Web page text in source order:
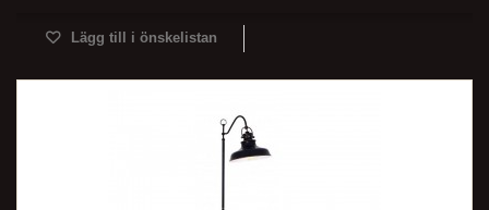
Lägg till i önskelistan